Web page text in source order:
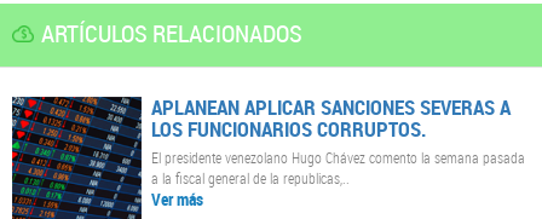
ARTÍCULOS RELACIONADOS
APLANEAN APLICAR SANCIONES SEVERAS A
LOS FUNCIONARIOS CORRUPTOS.
El presidente venezolano Hugo Chávez comento la semana pasada
a la fiscal general de la republicas,..
Ver más